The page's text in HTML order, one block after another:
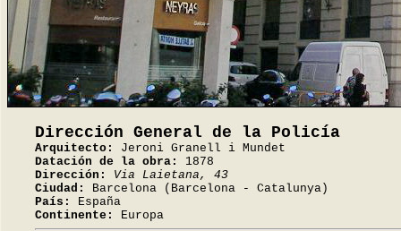
Dirección General de la Policía
Arquitecto:
Jeroni Granell i Mundet
Datación de la obra:
1878
Dirección:
Via Laietana, 43
Ciudad:
Barcelona (Barcelona - Catalunya)
País:
España
Continente:
Europa